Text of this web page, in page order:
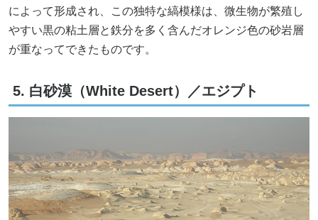
によって形成され、この独特な縞模様は、微生物が繁殖し
やすい黒の粘土層と鉄分を多く含んだオレンジ色の砂岩層
が重なってできたものです。
5. 白砂漠（White Desert）／エジプト